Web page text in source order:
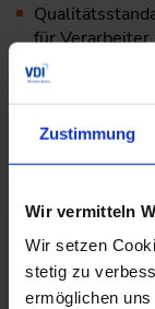
Zustimmung
Wir vermitteln
Wir setzen
stetig zu
ermöglichen
für
Software-
Produktion
zum